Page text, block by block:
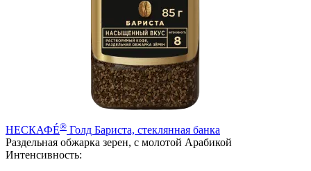
НЕСКАФÉ® Голд Бариста, стеклянная банка
Раздельная обжарка зерен, с молотой Арабикой
Интенсивность: